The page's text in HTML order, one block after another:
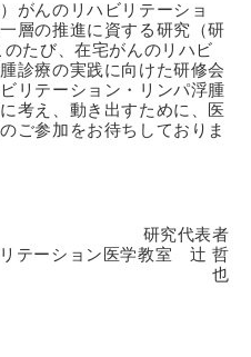
がんのリハビリテーショ
層の推進に資する研究（研
たび、在宅がんのリハビ
診療の実践に向けた研修会
リテーション・リンパ浮腫
考え、動き出すために、医
ご参加をお待ちしておりま
研究代表者
テーション医学教室 辻 哲
也